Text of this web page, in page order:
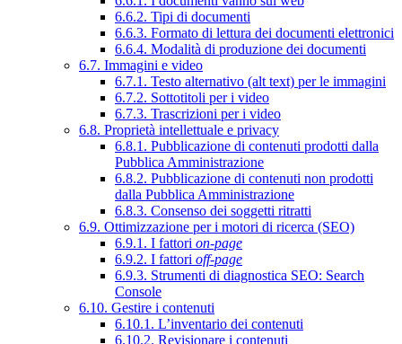
6.6.2. Tipi di documenti
6.6.3. Formato di lettura dei documenti elettronici
6.6.4. Modalità di produzione dei documenti
6.7. Immagini e video
6.7.1. Testo alternativo (alt text) per le immagini
6.7.2. Sottotitoli per i video
6.7.3. Trascrizioni per i video
6.8. Proprietà intellettuale e privacy
6.8.1. Pubblicazione di contenuti prodotti dalla
Pubblica Amministrazione
6.8.2. Pubblicazione di contenuti non prodotti
dalla Pubblica Amministrazione
6.8.3. Consenso dei soggetti ritratti
6.9. Ottimizzazione per i motori di ricerca (SEO)
6.9.1. I fattori on-page
6.9.2. I fattori off-page
6.9.3. Strumenti di diagnostica SEO: Search
Console
6.10. Gestire i contenuti
6.10.1. L’inventario dei contenuti
6.10.2. Revisionare i contenuti